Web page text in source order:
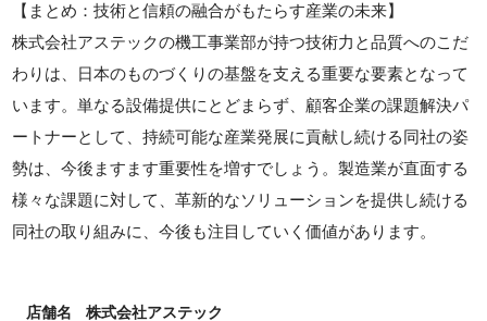
【まとめ：技術と信頼の融合がもたらす産業の未来】
株式会社アステックの機工事業部が持つ技術力と品質へのこだ
わりは、日本のものづくりの基盤を支える重要な要素となって
います。単なる設備提供にとどまらず、顧客企業の課題解決パ
ートナーとして、持続可能な産業発展に貢献し続ける同社の姿
勢は、今後ますます重要性を増すでしょう。製造業が直面する
様々な課題に対して、革新的なソリューションを提供し続ける
同社の取り組みに、今後も注目していく価値があります。
店舗名 株式会社アステック